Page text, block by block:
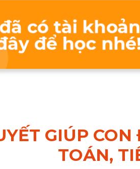
GIÚP
TOÁN,